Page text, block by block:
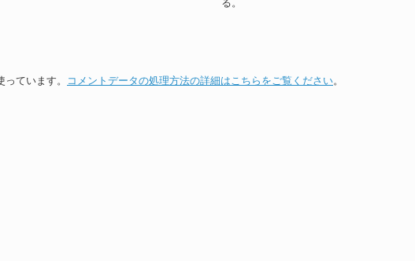
ています。 コメントデータの処理方法の詳細はこちらをご覧ください。